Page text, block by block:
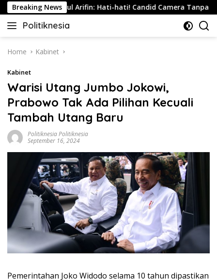
Skip
to
content
Breaking News
Nurul Arifin: Hati-hati! Candid Camera Tanpa
Politiknesia
Politiknesia.com
Home Kabinet
Kabinet
Warisi Utang Jumbo Jokowi,
Prabowo Tak Ada Pilihan Kecuali
Tambah Utang Baru
Politiknesia Politiknesia
September 16, 2024
Pemerintahan Joko Widodo selama 10 tahun dipastikan